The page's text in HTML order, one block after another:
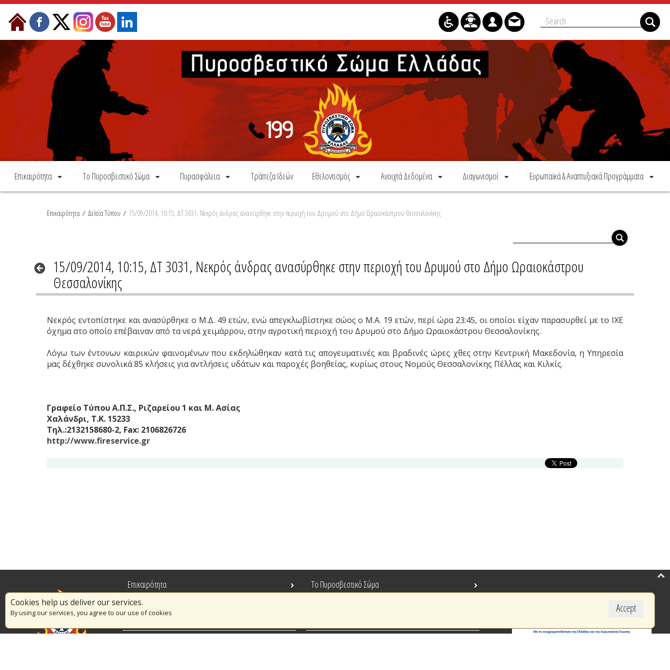
Skip to Content
Επικαιρότητα Το Πυροσβεστικό Σώμα Πυρασφάλεια Τράπεζα Ιδεών Εθελοντισμός Ανοιχτά Δεδομένα Διαγωνισμοί Ευρωπαϊκά & Αναπτυξιακά Προγράμματα
Επικαιρότητα / Δελτία Τύπου / 15/09/2014, 10:15, ΔΤ 3031, Νεκρός άνδρας ανασύρθηκε στην περιοχή του Δρυμού στο Δήμο Ωραιοκάστρου Θεσσαλονίκης
15/09/2014, 10:15, ΔΤ 3031, Νεκρός άνδρας ανασύρθηκε στην περιοχή του Δρυμού στο Δήμο Ωραιοκάστρου
Θεσσαλονίκης
Νεκρός εντοπίστηκε και ανασύρθηκε ο Μ.Δ. 49 ετών, ενώ απεγκλωβίστηκε σώος ο Μ.Α. 19 ετών, περί ώρα 23:45, οι οποίοι είχαν παρασυρθεί με το ΙΧΕ
όχημα στο οποίο επέβαιναν από τα νερά χειμάρρου, στην αγροτική περιοχή του Δρυμού στο Δήμο Ωραιοκάστρου Θεσσαλονίκης.
Λόγω των έντονων καιρικών φαινομένων που εκδηλώθηκαν κατά τις απογευματινές και βραδινές ώρες χθες στην Κεντρική Μακεδονία, η Υπηρεσία
μας δέχθηκε συνολικά 85 κλήσεις για αντλήσεις υδάτων και παροχές βοηθείας, κυρίως στους Νομούς Θεσσαλονίκης Πέλλας και Κιλκίς.
Γραφείο Τύπου Α.Π.Σ., Ριζαρείου 1 και Μ. Ασίας
Χαλάνδρι, Τ.Κ. 15233
Τηλ.:2132158680-2, Fax: 2106826726
http://www.fireservice.gr
Accept
Cookies help us deliver our services.
By using our services, you agree to our use of cookies
Επικαιρότητα
Το Πυροσβεστικό Σώμα
Πυρασφάλεια